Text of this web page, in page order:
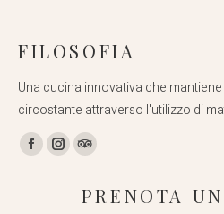
FILOSOFIA
Una cucina innovativa che
circostante attraverso l'utilizzo di
Find us on:
Facebook
Instagram
opens
TripAdvisor
opens
PRENOTA